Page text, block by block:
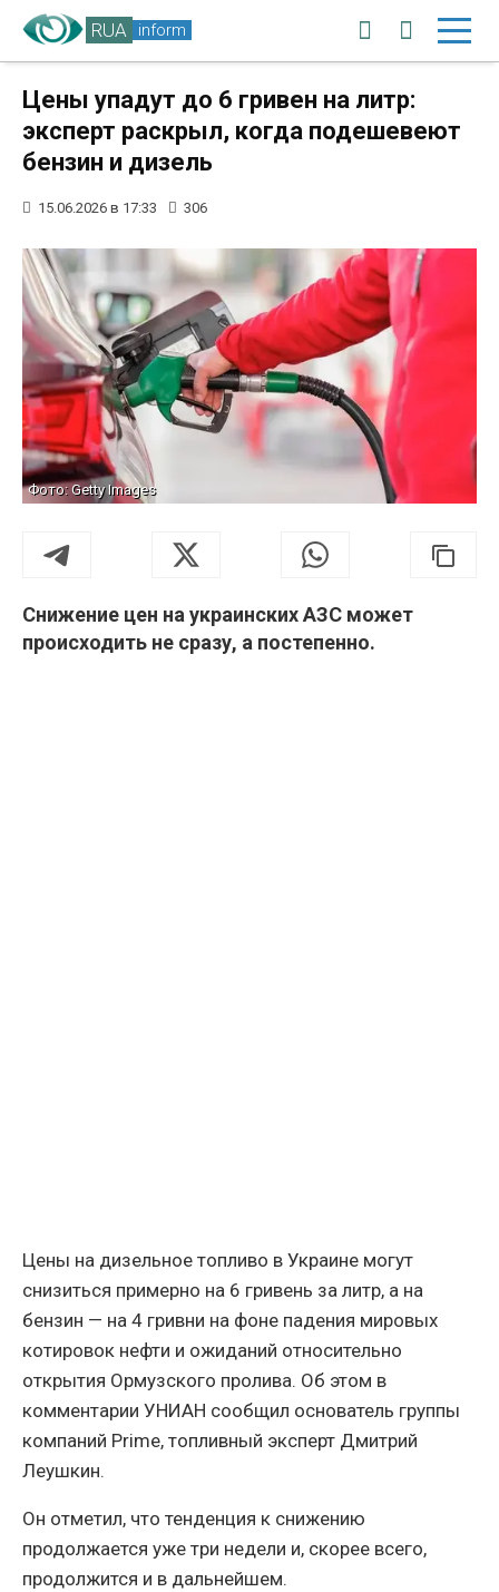
RUA inform
Цены упадут до 6 гривен на литр:
эксперт раскрыл, когда подешевеют
бензин и дизель
15.06.2026 в 17:33 306
Фото: Getty Images
Снижение цен на украинских АЗС может
происходить не сразу, а постепенно.
Цены на дизельное топливо в Украине могут
снизиться примерно на 6 гривень за литр, а на
бензин — на 4 гривни на фоне падения мировых
котировок нефти и ожиданий относительно
открытия Ормузского пролива. Об этом в
комментарии УНИАН сообщил основатель группы
компаний Prime, топливный эксперт Дмитрий
Леушкин.
Он отметил, что тенденция к снижению
продолжается уже три недели и, скорее всего,
продолжится и в дальнейшем.